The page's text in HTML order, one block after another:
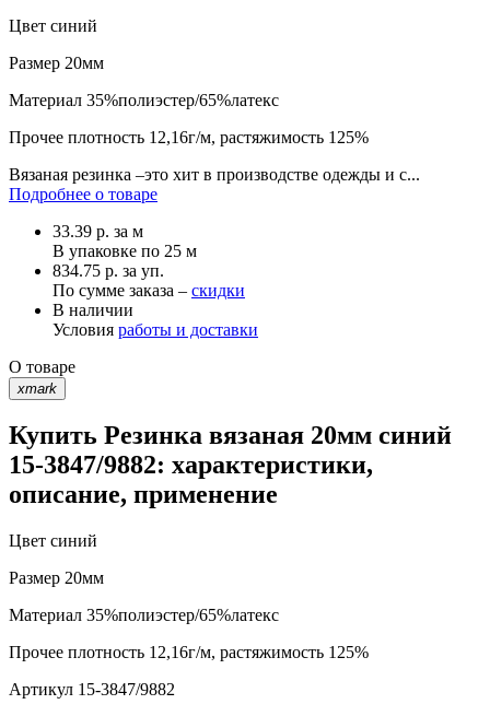
Цвет синий
Размер 20мм
Материал 35%полиэстер/65%латекс
Прочее плотность 12,16г/м, растяжимость 125%
Вязаная резинка –это хит в производстве одежды и с...
Подробнее о товаре
33.39 р. за м
В упаковке по 25 м
834.75 р. за уп.
По сумме заказа – скидки
В наличии
Условия работы и доставки
О товаре
xmark
Купить Резинка вязаная 20мм синий
15-3847/9882: характеристики,
описание, применение
Цвет синий
Размер 20мм
Материал 35%полиэстер/65%латекс
Прочее плотность 12,16г/м, растяжимость 125%
Артикул 15-3847/9882